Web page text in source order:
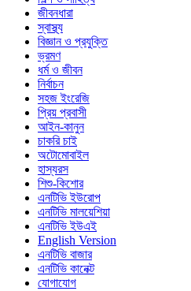
জীবনধারা
স্বাস্থ্য
বিজ্ঞান ও প্রযুক্তি
ভ্রমণ
ধর্ম ও জীবন
নির্বাচন
সহজ ইংরেজি
প্রিয় প্রবাসী
আইন-কানুন
চাকরি চাই
অটোমোবাইল
হাস্যরস
শিশু-কিশোর
এনটিভি ইউরোপ
এনটিভি মালয়েশিয়া
এনটিভি ইউএই
English Version
এনটিভি বাজার
এনটিভি কানেক্ট
যোগাযোগ